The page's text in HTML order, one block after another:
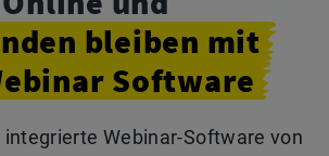
bleiben mit
Software
Webinar-Software von